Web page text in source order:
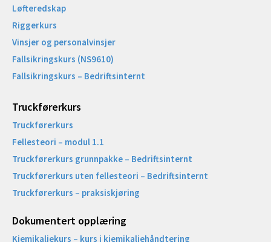
Løfteredskap
Riggerkurs
Vinsjer og personalvinsjer
Fallsikringskurs (NS9610)
Fallsikringskurs – Bedriftsinternt
Truckførerkurs
Truckførerkurs
Fellesteori – modul 1.1
Truckførerkurs grunnpakke – Bedriftsinternt
Truckførerkurs uten fellesteori – Bedriftsinternt
Truckførerkurs – praksiskjøring
Dokumentert opplæring
Kjemikaliekurs – kurs i kjemikaliehåndtering